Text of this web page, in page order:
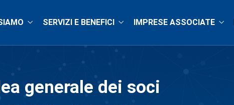
SERVIZI E BENEFICI IMPRESE ASSOCIATE
generale dei soci